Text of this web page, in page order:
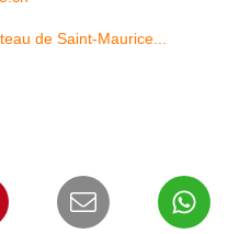
de Saint-Maurice...